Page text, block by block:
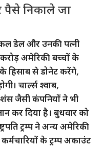
पैसे निकाले जा
डेल और उनकी पत्नी
अमेरिकी बच्चों के
हिसाब से डोनेट करेंगे,
चार्ल्स श्वाब,
जैसी कंपनियों ने भी
कर दिया है। बुधवार को
ट्रम्प ने अन्य अमेरिकी
के ट्रम्प अकाउंट